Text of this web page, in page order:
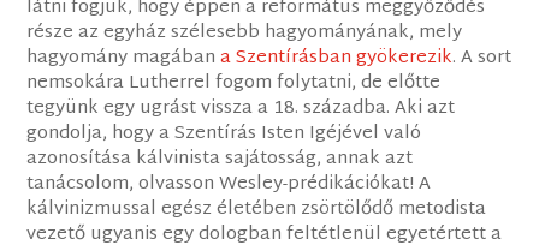
látni fogjuk, hogy éppen a református meggyőződés
része az egyház szélesebb hagyományának, mely
hagyomány magábana Szentírásban gyökerezik. A sort
nemsokára Lutherrel fogom folytatni, de előtte
tegyünk egy ugrást vissza a 18. századba. Aki azt
gondolja, hogy a Szentírás Isten Igéjével való
azonosítása kálvinista sajátosság, annak azt
tanácsolom, olvasson Wesley-prédikációkat! A
kálvinizmussal egész életében zsörtölődő metodista
vezető ugyanis egy dologban feltétlenül egyetértett a